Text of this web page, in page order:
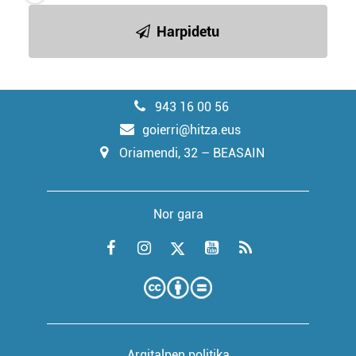
Harpidetu
943 16 00 56
goierri@hitza.eus
Oriamendi, 32 – BEASAIN
Nor gara